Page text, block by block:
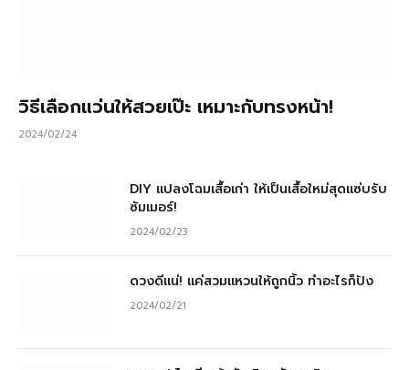
วิธีเลือกแว่นให้สวยเป๊ะ เหมาะกับทรงหน้า!
2024/02/24
DIY แปลงโฉมเสื้อเก่า ให้เป็นเสื้อใหม่สุดแซ่บรับ
ซัมเมอร์!
2024/02/23
ดวงดีแน่! แค่สวมแหวนให้ถูกนิ้ว ทำอะไรก็ปัง
2024/02/21